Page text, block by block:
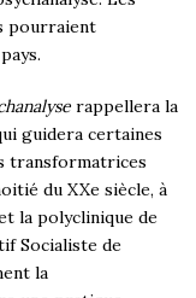
pourraient
rappellera la
guidera certaines
transformatrices
du XXe siècle, à
la polyclinique de
Socialiste de
la